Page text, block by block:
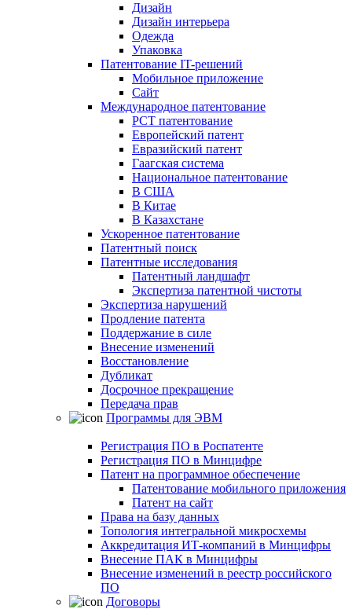
Дизайн
Дизайн интерьера
Одежда
Упаковка
Патентование IT-решений
Мобильное приложение
Сайт
Международное патентование
PCT патентование
Европейский патент
Евразийский патент
Гаагская система
Национальное патентование
В США
В Китае
В Казахстане
Ускоренное патентование
Патентный поиск
Патентные исследования
Патентный ландшафт
Экспертиза патентной чистоты
Экспертиза нарушений
Продление патента
Поддержание в силе
Внесение изменений
Восстановление
Дубликат
Досрочное прекращение
Передача прав
Программы для ЭВМ
Регистрация ПО в Роспатенте
Регистрация ПО в Минцифре
Патент на программное обеспечение
Патентование мобильного приложения
Патент на сайт
Права на базу данных
Топология интегральной микросхемы
Аккредитация ИТ-компаний в Минцифры
Внесение ПАК в Минцифры
Внесение изменений в реестр российского
ПО
Договоры